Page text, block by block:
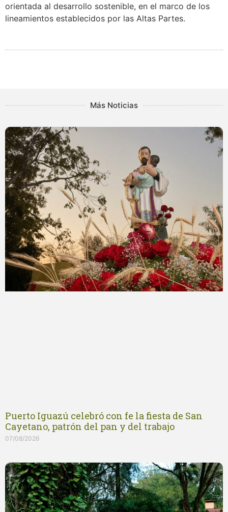
orientada al desarrollo sostenible, en el marco de los
lineamientos establecidos por las Altas Partes.
Más Noticias
Puerto Iguazú celebró con fe la fiesta de San
Cayetano, patrón del pan y del trabajo
07/08/2026